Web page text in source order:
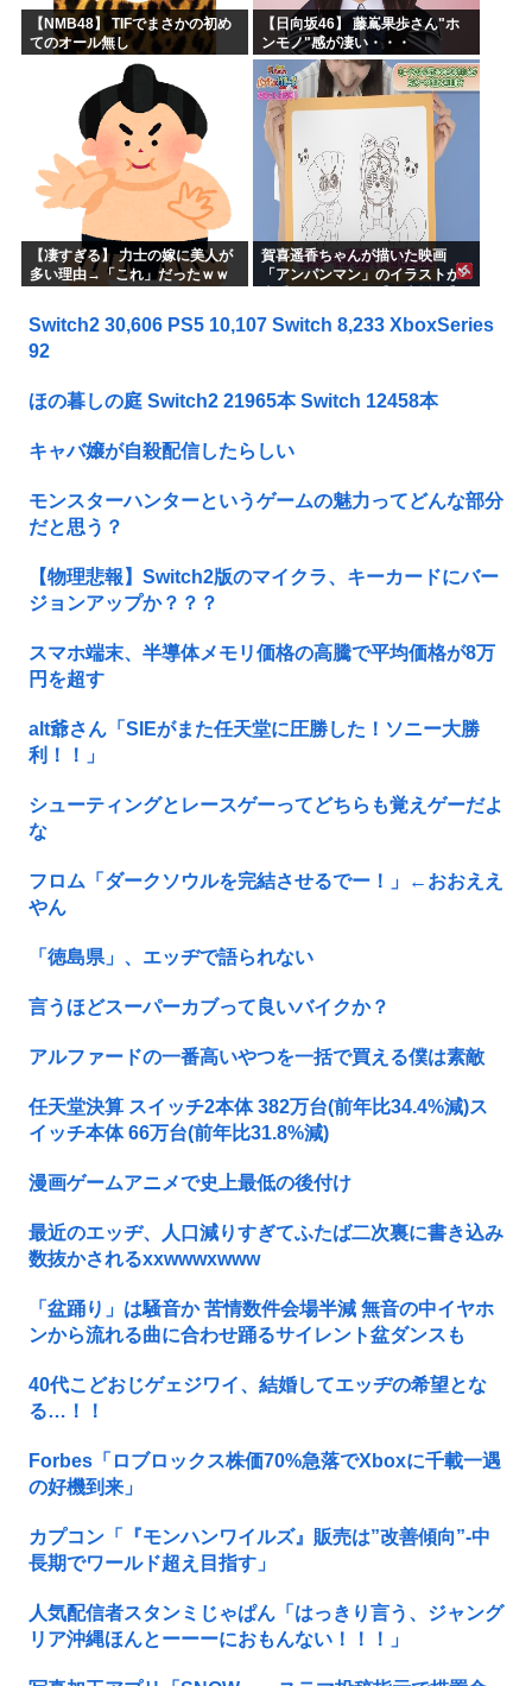
【NMB48】 TIFでまさかの初め
てのオール無し
【日向坂46】 藤嶌果歩さん"ホ
ンモノ"感が凄い・・・
【凄すぎる】 力士の嫁に美人が
多い理由→「これ」だったｗｗ
賀喜遥香ちゃんが描いた映画
「アンパンマン」のイラストが
Switch2 30,606 PS5 10,107 Switch 8,233 XboxSeries
92
ほの暮しの庭 Switch2 21965本 Switch 12458本
キャバ嬢が自殺配信したらしい
モンスターハンターというゲームの魅力ってどんな部分
だと思う？
【物理悲報】Switch2版のマイクラ、キーカードにバー
ジョンアップか？？？
スマホ端末、半導体メモリ価格の高騰で平均価格が8万
円を超す
alt爺さん「SIEがまた任天堂に圧勝した！ソニー大勝
利！！」
シューティングとレースゲーってどちらも覚えゲーだよ
な
フロム「ダークソウルを完結させるでー！」←おおええ
やん
「徳島県」、エッヂで語られない
言うほどスーパーカブって良いバイクか？
アルファードの一番高いやつを一括で買える僕は素敵
任天堂決算 スイッチ2本体 382万台(前年比34.4%減)ス
イッチ本体 66万台(前年比31.8%減)
漫画ゲームアニメで史上最低の後付け
最近のエッヂ、人口減りすぎてふたば二次裏に書き込み
数抜かされるxxwwwxwww
「盆踊り」は騒音か 苦情数件会場半減 無音の中イヤホ
ンから流れる曲に合わせ踊るサイレント盆ダンスも
40代こどおじゲェジワイ、結婚してエッヂの希望とな
る…！！
Forbes「ロブロックス株価70%急落でXboxに千載一遇
の好機到来」
カプコン「『モンハンワイルズ』販売は”改善傾向”-中
長期でワールド超え目指す」
人気配信者スタンミじゃぱん「はっきり言う、ジャング
リア沖縄ほんとーーーにおもんない！！！」